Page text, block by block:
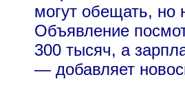
могут обещать, но
Объявление
300 тысяч, а
— добавляет